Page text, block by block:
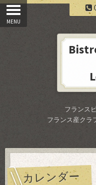
フランス
フランス産クラ
カレンダー